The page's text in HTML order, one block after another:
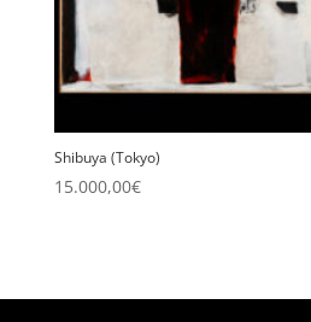
Shibuya (Tokyo)
15.000,00€